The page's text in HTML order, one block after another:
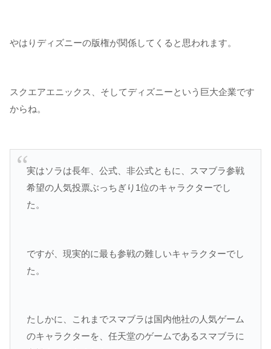
やはりディズニーの版権が関係してくると思われます。
スクエアエニックス、そしてディズニーという巨大企業です
からね。
実はソラは長年、公式、非公式ともに、スマブラ参戦
希望の人気投票ぶっちぎり1位のキャラクターでし
た。
ですが、現実的に最も参戦の難しいキャラクターでし
た。
たしかに、これまでスマブラは国内他社の人気ゲーム
のキャラクターを、任天堂のゲームであるスマブラに